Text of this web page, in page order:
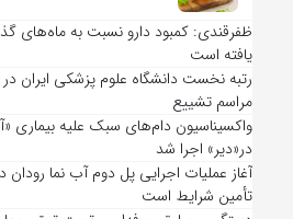
ظفرقندی: کمبود دارو نسبت به ماه‌های
یافته است
رتبه نخست دانشگاه علوم پزشکی ایران در
مراسم تشییع
واکسیناسیون دام‌های سبک علیه بیماری
در«دیر» اجرا شد
آغاز عملیات اجرایی پل دوم آب نما رودان
تأمین شرایط است